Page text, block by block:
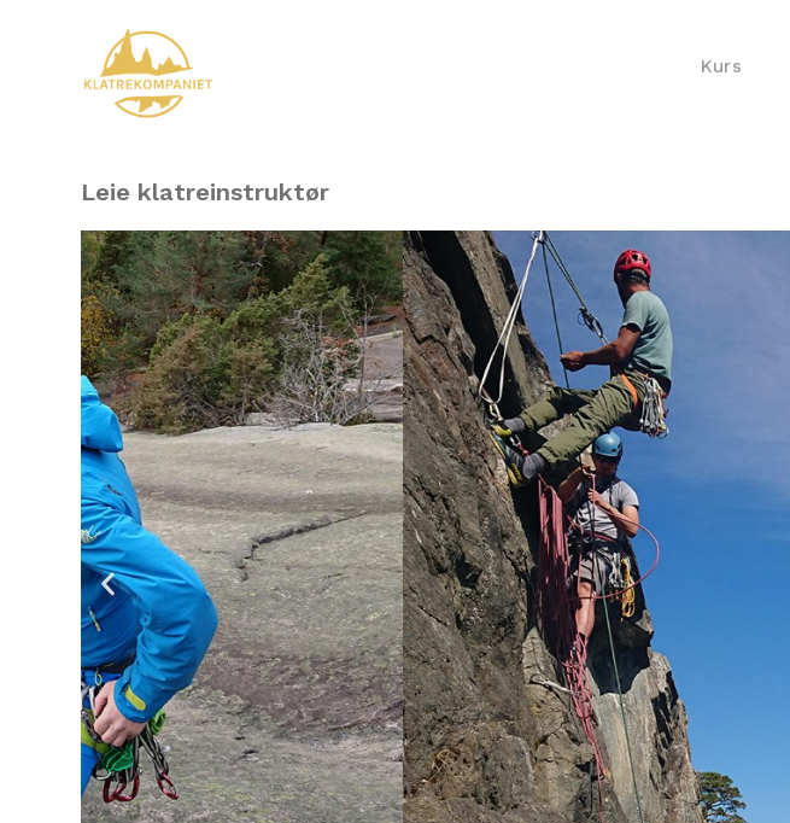
Kurs
Leie klatreinstruktør